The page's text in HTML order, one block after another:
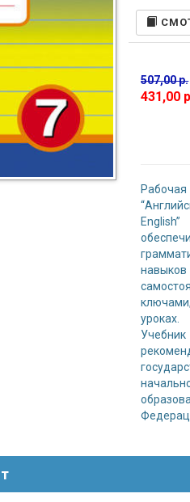
507,00 р.
431,00
уроках.